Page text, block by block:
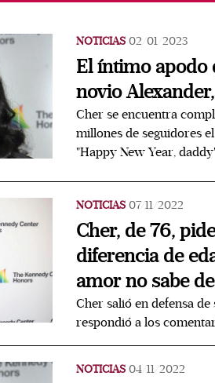
NOTICIAS 02/01/2023
El íntimo apodo
novio
Cher se encuentra
millones de seguidores
"Happy New Year,
NOTICIAS 07/11/2022
Cher, de 76,
diferencia de
amor no sabe
Cher salió en defensa
respondió a los
NOTICIAS 04/11/2022